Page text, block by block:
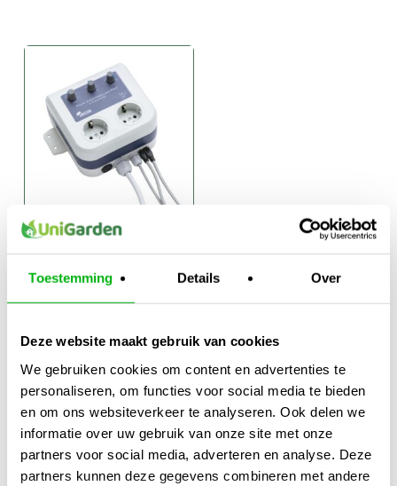
Toestemming Details Over
Deze website maakt gebruik van cookies
We gebruiken cookies om content en advertenties te
personaliseren, om functies voor social media te bieden
en om ons websiteverkeer te analyseren. Ook delen we
informatie over uw gebruik van onze site met onze
partners voor social media, adverteren en analyse. Deze
partners kunnen deze gegevens combineren met andere
twincontroller
pro mk2
€139,95Prijsklasse:
€109,95
tot
€139,95